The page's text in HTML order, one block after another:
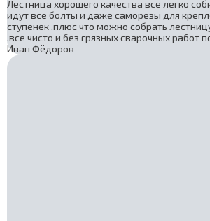
Лестница хорошего качества все легко
идут все болты и даже саморезы для
ступенек ,плюс что можно собрать
,все чисто и без грязных сварочных работ
Иван Фёдоров